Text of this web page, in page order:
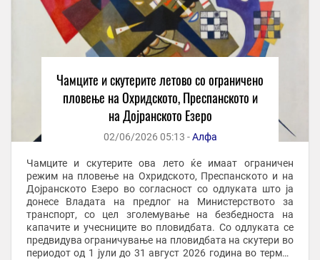
Чамците и скутерите летово со ограничено
пловење на Охридското, Преспанското и
на Дојранското Езеро
02/06/2026 05:13 -Алфа
Чамците и скутерите ова лето ќе имаат ограничен
режим на пловење на Охридското, Преспанското и на
Дојранското Езеро во согласност со одлуката што ја
донесе Владата на предлог на Министерството за
транспорт, со цел зголемување на безбедноста на
капачите и учесниците во пловидбата. Со одлуката се
предвидува ограничување на пловидбата на скутери во
периодот од 1 јули до 31 август 2026 година во термин